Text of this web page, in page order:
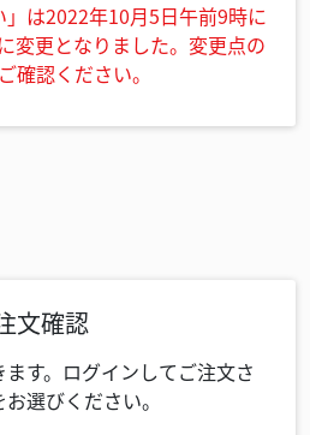
変更となりました。変更点の
確認ください。
文確認
す。ログインしてご注文さ
選びください。